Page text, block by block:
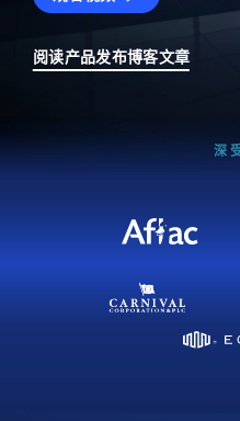
阅读产品发布博客文章
深